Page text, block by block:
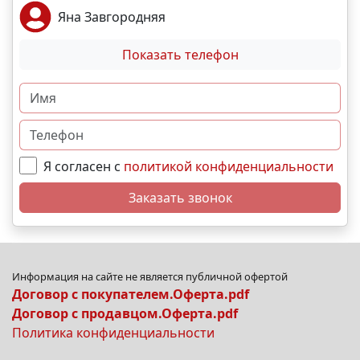
Яна Завгородняя
Показать телефон
Я согласен с политикой конфиденциальности
Заказать звонок
Информация на сайте не является публичной офертой
Договор с покупателем.Оферта.pdf
Договор с продавцом.Оферта.pdf
Политика конфиденциальности